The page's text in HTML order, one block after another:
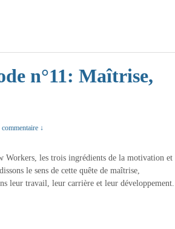
n°11: Maîtrise,
↓
Workers, les trois ingrédients de la motivation et
le sens de cette quête de maîtrise,
leur travail, leur carrière et leur développement.